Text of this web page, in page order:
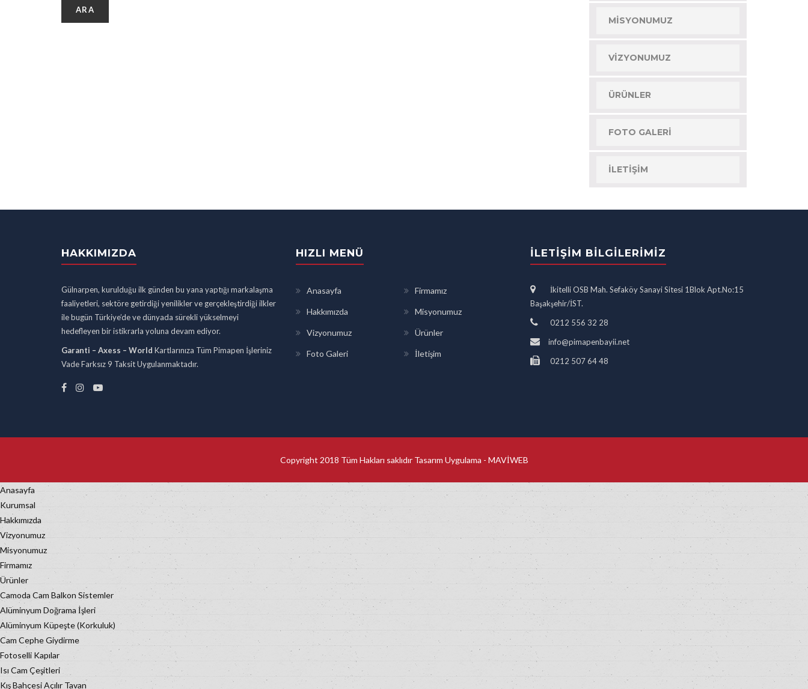
MISYONUMUZ
VIZYONUMUZ
ÜRÜNLER
FOTO GALERI
İLETIŞIM
HAKKIMIZDA
Gülnarpen, kurulduğu ilk günden bu yana yaptığı markalaşma
faaliyetleri, sektöre getirdiği yenilikler ve gerçekleştirdiği ilkler
ile bugün Türkiye’de ve dünyada sürekli yükselmeyi
hedefleyen bir istikrarla yoluna devam ediyor.
Garanti – Axess – World Kartlarınıza Tüm Pimapen İşleriniz
Vade Farksız 9 Taksit Uygulanmaktadır.
HIZLI MENÜ
Anasayfa Firmamız
Hakkımızda Misyonumuz
Vizyonumuz Ürünler
Foto Galeri İletişim
İLETIŞIM BILGILERIMIZ
İkitelli OSB Mah. Sefaköy Sanayi Sitesi 1Blok Apt.No:15
Başakşehir/İST.
0212 556 32 28
info@pimapenbayii.net
0212 507 64 48
Copyright 2018 Tüm Hakları saklıdır Tasarım Uygulama - MAVİWEB
Anasayfa
Kurumsal
Hakkımızda
Vizyonumuz
Misyonumuz
Firmamız
Ürünler
Camoda Cam Balkon Sistemler
Alüminyum Doğrama İşleri
Alüminyum Küpeşte (Korkuluk)
Cam Cephe Giydirme
Fotoselli Kapılar
Isı Cam Çeşitleri
Kış Bahçesi Açılır Tavan